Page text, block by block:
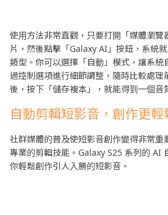
使用方法非常直觀，只要打開「媒體瀏覽
片，然後點擊「Galaxy AI」按鈕，系統
類型。你可以選擇「自動」模式，讓系統
過控制選項進行細節調整，隨時比較處理
後，按下「儲存複本」，就能得到一個音
自動剪輯短影音，創作更輕
社群媒體的普及使短影音創作變得非常重
專業的剪輯技能。Galaxy S25 系列的 AI
你輕鬆創作引人入勝的短影音。